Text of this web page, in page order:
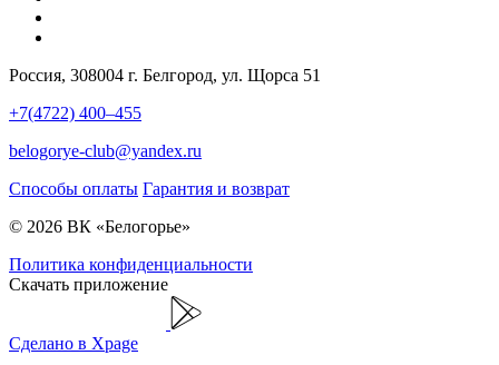
Россия, 308004 г. Белгород, ул. Щорса 51
+7(4722) 400–455
belogorye-club@yandex.ru
Способы оплаты Гарантия и возврат
© 2026 ВК «Белогорье»
Политика конфиденциальности
Скачать приложение
Сделано в Xpage